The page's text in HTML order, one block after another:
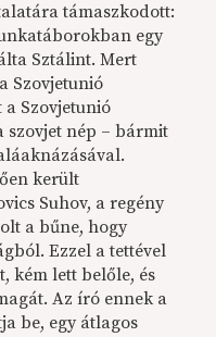
támaszkodott:
egy
Sztálint. Mert
Szovjetunió
Szovjetunió
szovjet nép – bármit
került
Suhov, a regény
a bűne, hogy
Ezzel a tettével
kém lett belőle, és
Az író ennek a
be, egy átlagos